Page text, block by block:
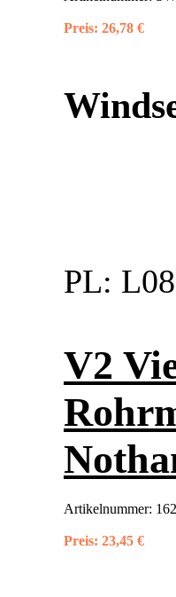
Preis: 26,78 €
PL:
V2
Artikelnummer:
Preis: 23,45 €